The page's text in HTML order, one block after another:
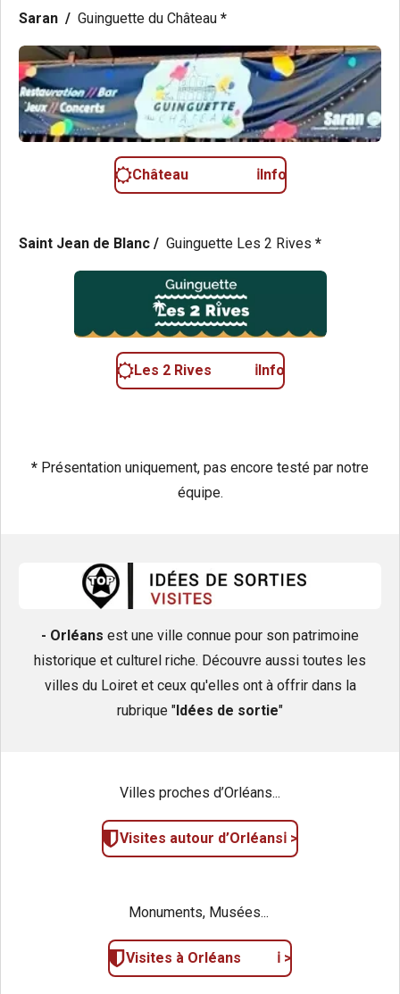
Saran / Guinguette du Château *
Château ℹ️Info
Saint Jean de Blanc / Guinguette Les 2 Rives *
Les 2 Rives ℹ️Info
* Présentation uniquement, pas encore testé par notre
équipe.
- Orléans est une ville connue pour son patrimoine
historique et culturel riche. Découvre aussi toutes les
villes du Loiret et ceux qu'elles ont à offrir dans la
rubrique "Idées de sortie"
Villes proches d’Orléans...
Visites autour d’Orléansℹ️ >
Monuments, Musées...
Visites à Orléans ℹ️ >